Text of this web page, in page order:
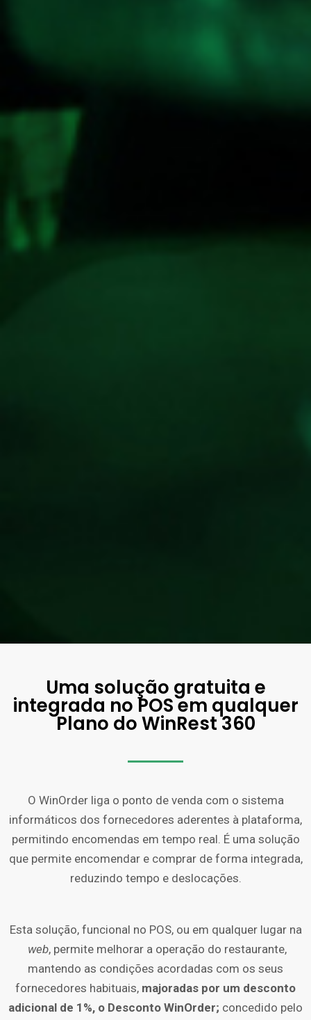
Uma solução gratuita e
integrada no POS em qualquer
Plano do WinRest 360
O WinOrder liga o ponto de venda com o sistema
informáticos dos fornecedores aderentes à plataforma,
permitindo encomendas em tempo real. É uma solução
que permite encomendar e comprar de forma integrada,
reduzindo tempo e deslocações.
Esta solução, funcional no POS, ou em qualquer lugar na
web, permite melhorar a operação do restaurante,
mantendo as condições acordadas com os seus
fornecedores habituais, majoradas por um desconto
adicional de 1%, o Desconto WinOrder; concedido pelo